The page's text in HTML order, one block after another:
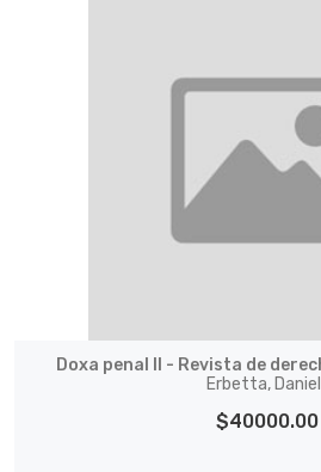
Doxa penal II - Revista de
Erbetta, Daniel |
$40000.00